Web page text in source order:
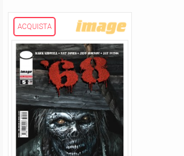
ACQUISTA